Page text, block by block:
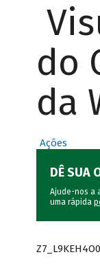
do
da
Ações
DÊ SUA
Ajude-nos a
uma rápida